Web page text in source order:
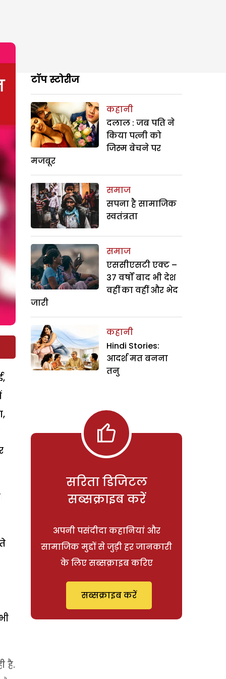
है.
टॉप स्टोरीज
कहानी
दलाल : जब पति ने
किया पत्नी को
जिस्म बेचने पर
मजबूर
समाज
सपना है सामाजिक
स्वतंत्रता
समाज
एससीएसटी एक्ट –
37 वर्षों बाद भी देश
वहीं का वहीं और भेद
जारी
कहानी
Hindi Stories:
आदर्श मत बनना
तनु
सरिता डिजिटल
सब्सक्राइब करें
अपनी पसंदीदा कहानियां और
सामाजिक मुद्दों से जुड़ी हर जानकारी
के लिए सब्सक्राइब करिए
सब्सक्राइब करें